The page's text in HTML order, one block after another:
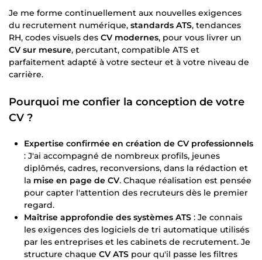
Je me forme continuellement aux nouvelles exigences
du recrutement numérique, standards ATS, tendances
RH, codes visuels des CV modernes, pour vous livrer un
CV sur mesure, percutant, compatible ATS et
parfaitement adapté à votre secteur et à votre niveau de
carrière.
Pourquoi me confier la conception de votre
CV ?
Expertise confirmée en création de CV professionnels
: J'ai accompagné de nombreux profils, jeunes
diplômés, cadres, reconversions, dans la rédaction et
la mise en page de CV. Chaque réalisation est pensée
pour capter l'attention des recruteurs dès le premier
regard.
Maîtrise approfondie des systèmes ATS : Je connais
les exigences des logiciels de tri automatique utilisés
par les entreprises et les cabinets de recrutement. Je
structure chaque CV ATS pour qu'il passe les filtres